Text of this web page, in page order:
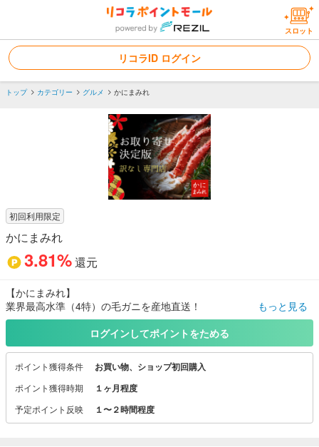
スロット
リコラID ログイン
トップ カテゴリー グルメ かにまみれ
初回利用限定
かにまみれ
3.81%還元
【かにまみれ】
業界最高水準（4特）の毛ガニを産地直送！
〜北海道から新鮮な「カニ・いくら・野菜」を産地直送〜
通販業界では安定した仕入れの難しさからなかなか実現しなかっ
た、「業界最高水準 3特〜4特」の毛ガニ販売を、
独自のネットワークにより実現！
もっと見る
ログインしてポイントをためる
ポイント獲得条件 お買い物、ショップ初回購入
ポイント獲得時期 １ヶ月程度
予定ポイント反映 １〜２時間程度